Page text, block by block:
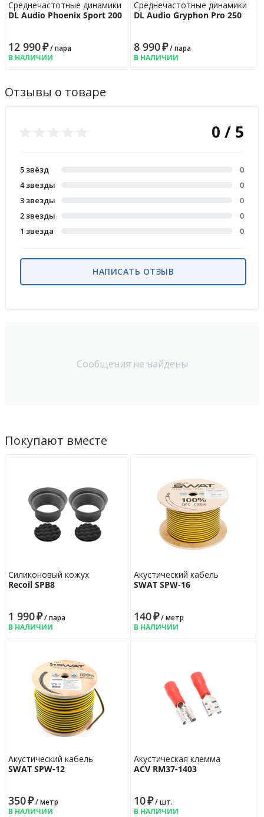
Среднечастотные динамики
DL Audio Phoenix Sport 200
12 990₽/ пара
В НАЛИЧИИ
Среднечастотные динамики
DL Audio Gryphon Pro 250
8 990₽/ пара
В НАЛИЧИИ
Отзывы о товаре
Сообщения не найдены
0 / 5
5 звёзд
0
4 звезды
0
3 звезды
0
2 звезды
0
1 звезда
0
НАПИСАТЬ ОТЗЫВ
Покупают вместе
Cиликоновый кожух
Recoil SPB8
1 990₽/ пара
В НАЛИЧИИ
Акустический кабель
SWAT SPW-16
140₽/ метр
В НАЛИЧИИ
Акустический кабель
SWAT SPW-12
350₽/ метр
В НАЛИЧИИ
Акустическая клемма
ACV RM37-1403
10₽/ шт.
В НАЛИЧИИ